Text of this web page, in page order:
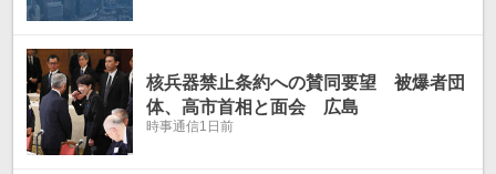
核兵器禁止条約への賛同要望 被爆者団
体、高市首相と面会 広島
時事通信1日前